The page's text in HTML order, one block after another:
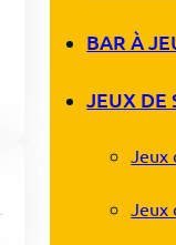
BAR À
JEUX DE
Jeux
Jeux